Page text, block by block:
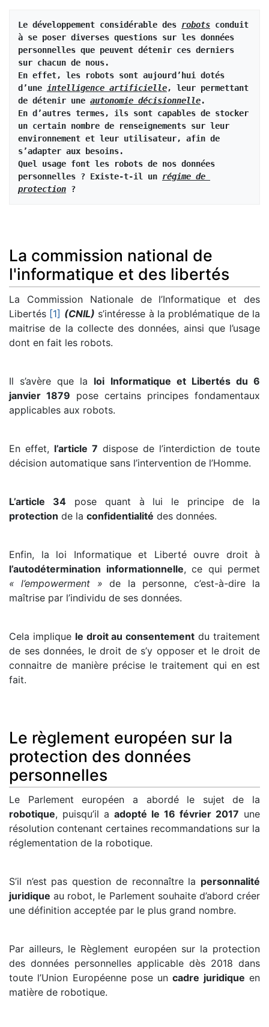
Le développement considérable des robots conduit
à se poser diverses questions sur les données
personnelles que peuvent détenir ces derniers
sur chacun de nous.
En effet, les robots sont aujourd’hui dotés
d’une
intelligence artificielle, leur permettant
de détenir une autonomie décisionnelle.
En d’autres termes, ils sont capables de stocker
un certain nombre de renseignements sur leur
environnement et leur utilisateur, afin de
s’adapter aux besoins.
Quel usage font les robots de nos données
personnelles ? Existe-t-il un régime de
protection ?
La commission national de
l'informatique et des libertés
La Commission Nationale de l’Informatique et des
Libertés [1] (CNIL) s’intéresse à la problématique de la
maitrise de la collecte des données, ainsi que l’usage
dont en fait les robots.
Il s’avère que la loi Informatique et Libertés du 6
janvier 1879 pose certains principes fondamentaux
applicables aux robots.
En effet, l’article 7 dispose de l’interdiction de toute
décision automatique sans l’intervention de l’Homme.
L’article 34pose quant à lui le principe de la
protection de la confidentialité des données.
Enfin, la loi Informatique et Liberté ouvre droit à
l’autodétermination informationnelle, ce qui permet
« l’empowerment » de la personne, c’est-à-dire la
maîtrise par l’individu de ses données.
Cela implique le droit au consentement du traitement
de ses données, le droit de s’y opposer et le droit de
connaitre de manière précise le traitement qui en est
fait.
Le règlement européen sur la
protection des données
personnelles
Le Parlement européen a abordé le sujet de la
robotique, puisqu’il a adopté le 16 février 2017 une
résolution contenant certaines recommandations sur la
réglementation de la robotique.
S’il n’est pas question de reconnaître la personnalité
juridique au robot, le Parlement souhaite d’abord créer
une définition acceptée par le plus grand nombre.
Par ailleurs, le Règlement européen sur la protection
des données personnelles applicable dès 2018 dans
toute l’Union Européenne pose uncadre juridique en
matière de robotique.